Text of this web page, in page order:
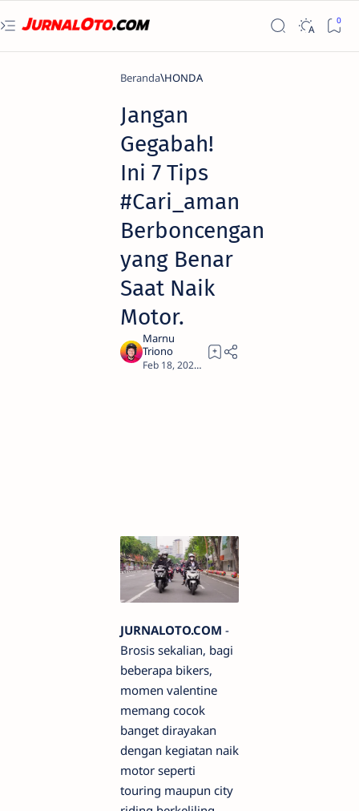
Beranda HONDA
Jangan
Gegabah!
Ini 7 Tips
#Cari_aman
Berboncengan
yang Benar
Saat Naik
Motor.
JURNALOTO.COM -
Brosis sekalian, bagi
beberapa bikers,
momen valentine
memang cocok
banget dirayakan
dengan kegiatan naik
motor seperti
touring maupun city